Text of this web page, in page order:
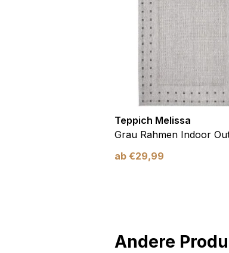
Teppich Melissa
Grau Rahmen Indoor
ab €29,99
Andere